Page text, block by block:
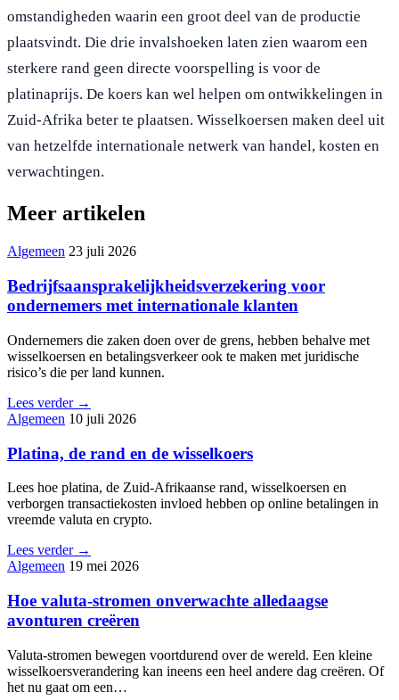
omstandigheden waarin een groot deel van de productie
plaatsvindt. Die drie invalshoeken laten zien waarom een
sterkere rand geen directe voorspelling is voor de
platinaprijs. De koers kan wel helpen om ontwikkelingen in
Zuid-Afrika beter te plaatsen. Wisselkoersen maken deel uit
van hetzelfde internationale netwerk van handel, kosten en
verwachtingen.
Meer artikelen
Algemeen 23 juli 2026
Bedrijfsaansprakelijkheidsverzekering voor
ondernemers met internationale klanten
Ondernemers die zaken doen over de grens, hebben behalve met
wisselkoersen en betalingsverkeer ook te maken met juridische
risico’s die per land kunnen.
Lees verder →
Algemeen 10 juli 2026
Platina, de rand en de wisselkoers
Lees hoe platina, de Zuid-Afrikaanse rand, wisselkoersen en
verborgen transactiekosten invloed hebben op online betalingen in
vreemde valuta en crypto.
Lees verder →
Algemeen 19 mei 2026
Hoe valuta-stromen onverwachte alledaagse
avonturen creëren
Valuta-stromen bewegen voortdurend over de wereld. Een kleine
wisselkoersverandering kan ineens een heel andere dag creëren. Of
het nu gaat om een…